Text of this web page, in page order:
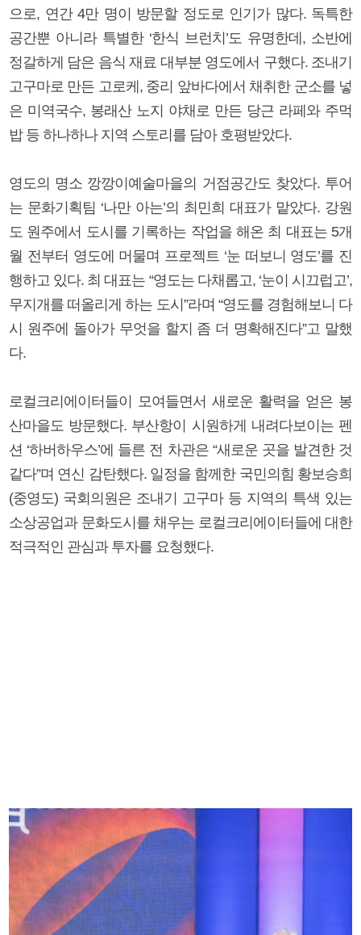
으로, 연간 4만 명이 방문할 정도로 인기가 많다. 독특한
공간뿐 아니라 특별한 ‘한식 브런치’도 유명한데, 소반에
정갈하게 담은 음식 재료 대부분 영도에서 구했다. 조내기
고구마로 만든 고로케, 중리 앞바다에서 채취한 군소를 넣
은 미역국수, 봉래산 노지 야채로 만든 당근 라페와 주먹
밥 등 하나하나 지역 스토리를 담아 호평받았다.
영도의 명소 깡깡이예술마을의 거점공간도 찾았다. 투어
는 문화기획팀 ‘나만 아는’의 최민희 대표가 맡았다. 강원
도 원주에서 도시를 기록하는 작업을 해온 최 대표는 5개
월 전부터 영도에 머물며 프로젝트 ‘눈 떠보니 영도’를 진
행하고 있다. 최 대표는 “영도는 다채롭고, ‘눈이 시끄럽고’,
무지개를 떠올리게 하는 도시”라며 “영도를 경험해보니 다
시 원주에 돌아가 무엇을 할지 좀 더 명확해진다”고 말했
다.
로컬크리에이터들이 모여들면서 새로운 활력을 얻은 봉
산마을도 방문했다. 부산항이 시원하게 내려다보이는 펜
션 ‘하버하우스’에 들른 전 차관은 “새로운 곳을 발견한 것
같다”며 연신 감탄했다. 일정을 함께한 국민의힘 황보승희
(중영도) 국회의원은 조내기 고구마 등 지역의 특색 있는
소상공업과 문화도시를 채우는 로컬크리에이터들에 대한
적극적인 관심과 투자를 요청했다.